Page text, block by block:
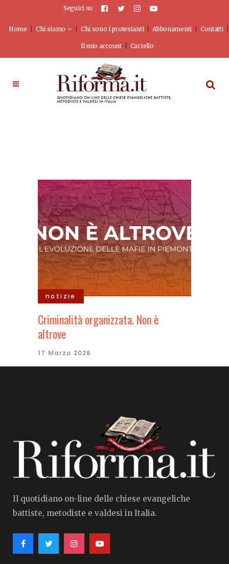
Seguici su
Home Chi siamo Chi sono i protestanti Abbonamenti Contatti
Il mio account Carrello
notizie
Criminalità organizzata. Non è
altrove
17 Marzo 2026
Il quotidiano on-line delle chiese evangeliche
battiste, metodiste e valdesi in Italia.